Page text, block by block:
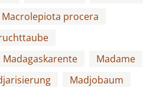
Macrolepiota procera
Madagaskarente
Madame
Madjobaum